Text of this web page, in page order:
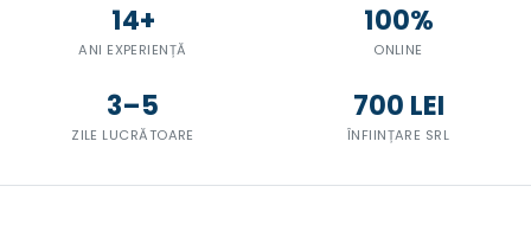
14+
ANI EXPERIENȚĂ
100%
ONLINE
3–5
ZILE LUCRĂTOARE
700 LEI
ÎNFIINȚARE SRL